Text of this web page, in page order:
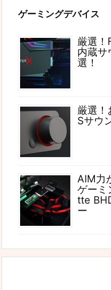
ゲーミングデバイス
厳選！
内蔵サ
選！
厳選！
Sサウ
AIM力
ゲーミ
tte
ー